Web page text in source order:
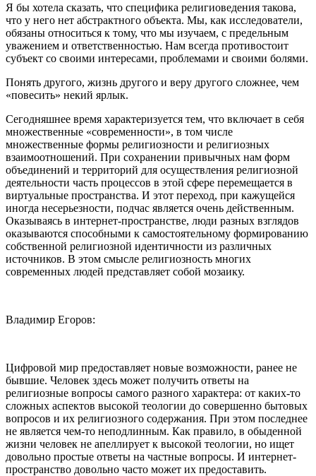
Я бы хотела сказать, что специфика религиоведения такова,
что у него нет абстрактного объекта. Мы, как исследователи,
обязаны относиться к тому, что мы изучаем, с предельным
уважением и ответственностью. Нам всегда противостоит
субъект со своими интересами, проблемами и своими болями.
Понять другого, жизнь другого и веру другого сложнее, чем
«повесить» некий ярлык.
Сегодняшнее время характеризуется тем, что включает в себя
множественные «современности», в том числе
множественные формы религиозности и религиозных
взаимоотношений. При сохранении привычных нам форм
объединений и территорий для осуществления религиозной
деятельности часть процессов в этой сфере перемещается в
виртуальные пространства. И этот переход, при кажущейся
иногда несерьезности, подчас является очень действенным.
Оказываясь в интернет-пространстве, люди разных взглядов
оказываются способными к самостоятельному формированию
собственной религиозной идентичности из различных
источников. В этом смысле религиозность многих
современных людей представляет собой мозаику.
Владимир Егоров:
Цифровой мир предоставляет новые возможности, ранее не
бывшие. Человек здесь может получить ответы на
религиозные вопросы самого разного характера: от каких-то
сложных аспектов высокой теологии до совершенно бытовых
вопросов и их религиозного содержания. При этом последнее
не является чем-то неподлинным. Как правило, в обыденной
жизни человек не апеллирует к высокой теологии, но ищет
довольно простые ответы на частные вопросы. И интернет-
пространство довольно часто может их предоставить.